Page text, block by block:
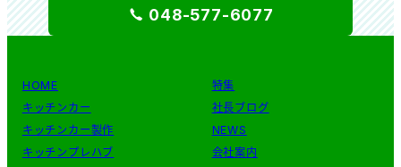
048-577-6077
HOME
キッチンカー
キッチンカー製作
キッチンプレハブ
特集
社長ブログ
NEWS
会社案内